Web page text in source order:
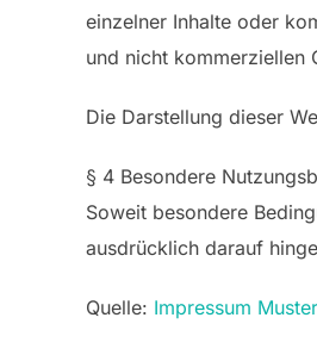
einzelner Inhalte oder
und nicht kommerziellen
Die Darstellung dieser
§ 4 Besondere
Soweit besondere
ausdrücklich darauf
Quelle: Impressum